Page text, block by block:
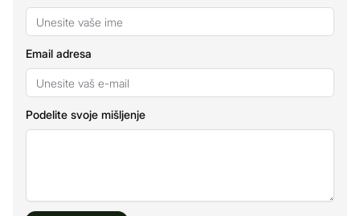
Email adresa
Podelite svoje mišljenje